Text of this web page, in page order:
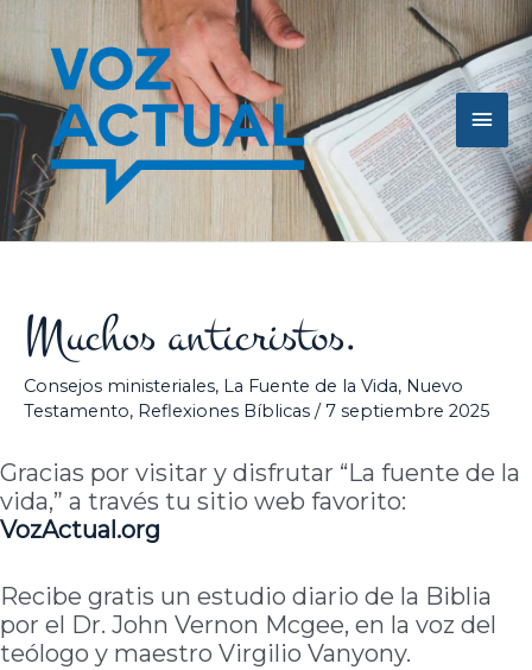
contenido
Muchos anticristos.
Consejos ministeriales, La Fuente de la Vida, Nuevo
Testamento, Reflexiones Bíblicas /7 septiembre 2025
Gracias por visitar y disfrutar “La fuente de la
vida,” a través tu sitio web favorito:
VozActual.org
Recibe gratis un estudio diario de la Biblia
por el Dr. John Vernon Mcgee, en la voz del
teólogo y maestro Virgilio Vanyony.